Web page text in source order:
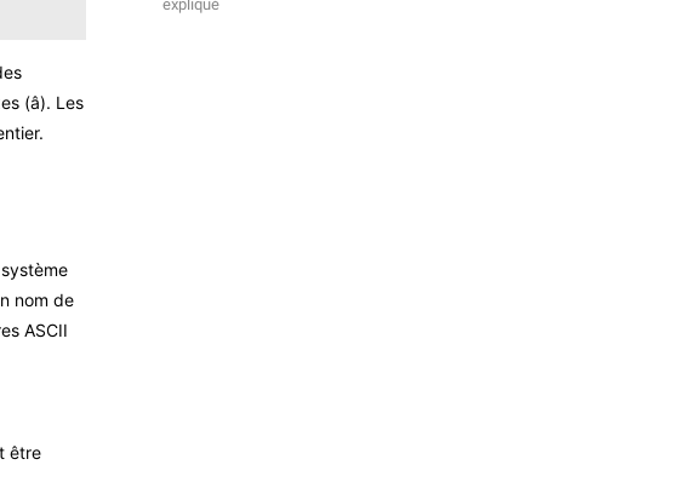
(â). Les
nom de
ASCII
être
expliqué